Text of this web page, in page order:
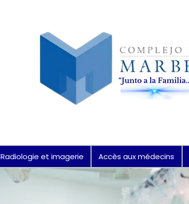
Radiologie et imagerie Accès aux médecins